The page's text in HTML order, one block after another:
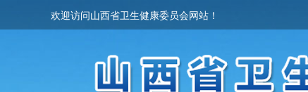
欢迎访问山西省卫生健康委员会网站！